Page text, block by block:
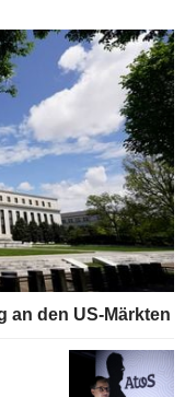
an den US-Märkten